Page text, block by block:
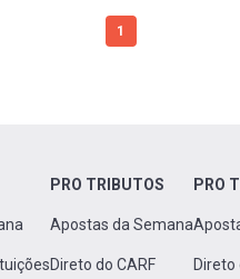
1
PRO TRIBUTOS
Apostas da Semana
Direto do CARF
PRO
Direto